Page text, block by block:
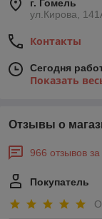
г. Гомель
ул.Кирова,
Контакты
Сегодня
Показать
Отзывы о
966 отзывов
Покупатель